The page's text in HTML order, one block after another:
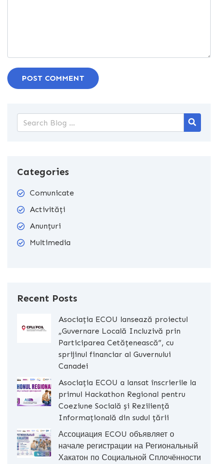
POST COMMENT
Categories
Comunicate
Activități
Anunțuri
Multimedia
Recent Posts
Asociația ECOU lansează proiectul
„Guvernare Locală Incluzivă prin
Participarea Cetățenească”, cu
sprijinul financiar al Guvernului
Canadei
Asociația ECOU a lansat înscrierile la
primul Hackathon Regional pentru
Coeziune Socială și Reziliență
Informațională din sudul țării
Ассоциация ECOU объявляет о
начале регистрации на Региональный
Хакатон по Социальной Сплочённости